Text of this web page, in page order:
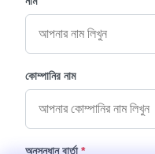
কোম্পানির নাম
অনুসন্ধান বার্তা *